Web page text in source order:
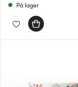
På lager